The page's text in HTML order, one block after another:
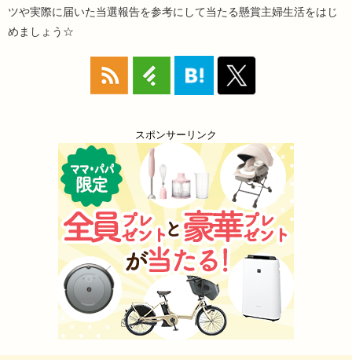
ツや実際に届いた当選報告を参考にして当たる懸賞主婦生活をはじ
めましょう☆
スポンサーリンク